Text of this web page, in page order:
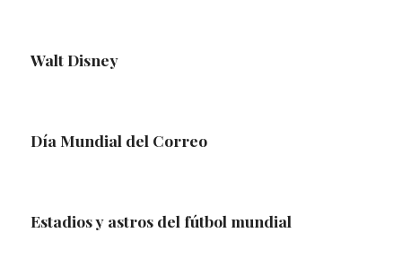
Walt Disney
Día Mundial del Correo
Estadios y astros del fútbol mundial